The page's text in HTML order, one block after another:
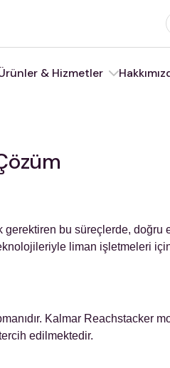
& Hizmetler
gerektiren bu süreçlerde, doğru
liman işletmeleri
Kalmar Reachstacker
edilmektedir.